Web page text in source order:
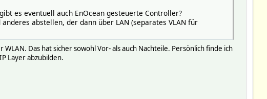
es eventuell auch EnOcean gesteuerte Controller?
abstellen, der dann über LAN (separates VLAN für
Das hat sicher sowohl Vor- als auch Nachteile. Persönlich finde ich
Layer abzubilden.